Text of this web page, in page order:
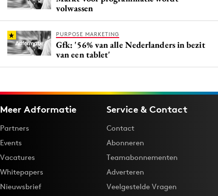
volwassen
PURPOSE MARKETING
Gfk: '56% van alle Nederlanders in bezit
van een tablet'
Meer Adformatie
Partners
Events
Vacatures
Whitepapers
Nieuwsbrief
Service & Contact
Contact
Abonneren
Teamabonnementen
Adverteren
Veelgestelde Vragen